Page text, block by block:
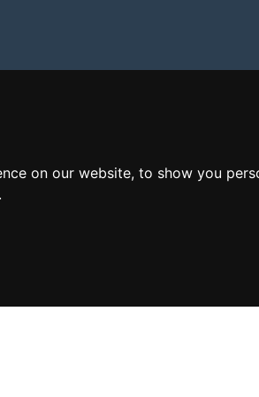
on our website, to show you